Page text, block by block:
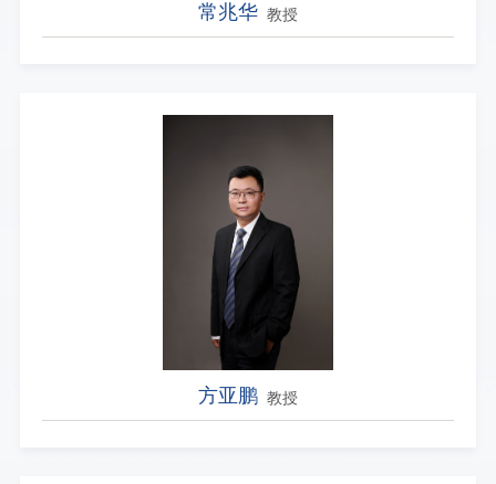
常兆华 教授
方亚鹏 教授